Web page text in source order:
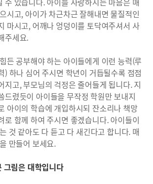
시고, 아이가 차근차근 잘해내면 물질적인
마시고, 어깨나 엉덩이를 토닥여주셔서 사
주세요.
든 공부해야 하는 아이들에게 이런 능력(루
) 하나 심어 주시면 학년이 거듭될수록 점점
지고, 부모님의 걱정은 줄어들게 됩니다. 지
드렸듯이 아이들을 무작정 학원만 보내지
아이의 학습에 개입하시되 잔소리나 책망
로 함께 하여 주시면 좋겠습니다. 아이들이
것 같아도 다 듣고 다 새긴다고 합니다. 매
만들어 보세요.
그림은 대학입니다